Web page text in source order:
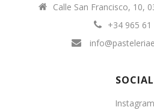
Calle San Francisco, 10,
+34 965 61
SOCIAL
Instagram